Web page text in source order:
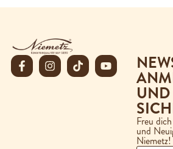
UND
Freu
und
Niemetz!